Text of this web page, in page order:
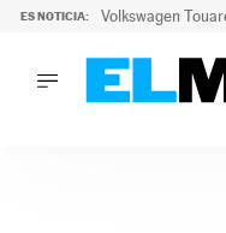
ES NOTICIA: Volkswagen